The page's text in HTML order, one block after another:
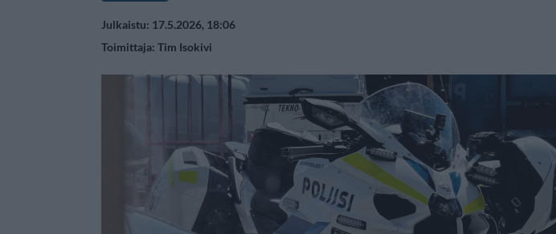
Julkaistu: 17.5.2026, 18:06
Toimittaja: Tim Isokivi